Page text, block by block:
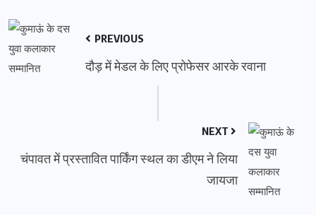
PREVIOUS
दौड़ में मेडल के लिए प्रोफेसर आरके रवाना
NEXT
चंपावत में प्रस्तावित पार्किंग स्थल का डीएम ने लिया
जायजा